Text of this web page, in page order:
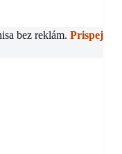
bez reklám. Prispej